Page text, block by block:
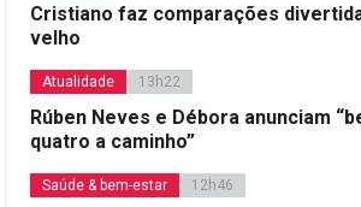
Cristiano faz comparações
velho
Atualidade 13h22
Rúben Neves e Débora anunciam
quatro a caminho”
Saúde & bem-estar 12h46